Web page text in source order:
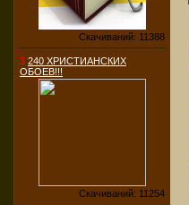
Скачиваний: 11388
3 240 ХРИСТИАНСКИХ
ОБОЕВ!!!
Скачиваний: 11254